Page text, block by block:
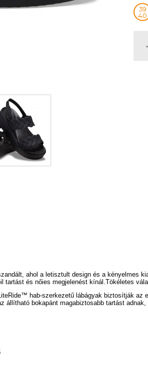
39
40
ahol a letisztult design és a
tartást és nőies megjelenést kínál.Tökéletes
™ hab-szerkezetű lábágyak biztosítják az
állítható bokapánt magabiztosabb tartást